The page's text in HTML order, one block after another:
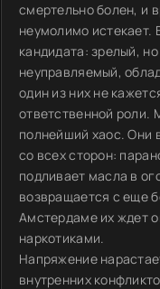
смертельно болен, и
неумолимо истекает.
кандидата: зрелый,
неуправляемый,
один из них не
ответственной роли.
полнейший хаос. Они
со всех сторон:
подливает масла в
возвращается с еще
Амстердаме их ждет
наркотиками.
Напряжение
внутренних